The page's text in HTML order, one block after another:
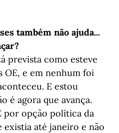
também não ajuda...
prevista como esteve
e em nenhum foi
E estou
é agora que avança.
por opção política da
existia até janeiro e não